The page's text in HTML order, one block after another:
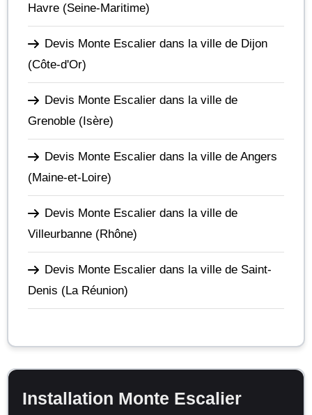
Havre (Seine-Maritime)
Devis Monte Escalier dans la ville de Dijon
(Côte-d'Or)
Devis Monte Escalier dans la ville de
Grenoble (Isère)
Devis Monte Escalier dans la ville de Angers
(Maine-et-Loire)
Devis Monte Escalier dans la ville de
Villeurbanne (Rhône)
Devis Monte Escalier dans la ville de Saint-
Denis (La Réunion)
Installation Monte Escalier